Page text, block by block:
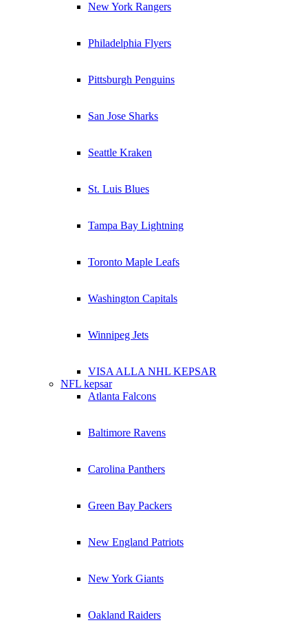
New York Rangers
Philadelphia Flyers
Pittsburgh Penguins
San Jose Sharks
Seattle Kraken
St. Luis Blues
Tampa Bay Lightning
Toronto Maple Leafs
Washington Capitals
Winnipeg Jets
VISA ALLA NHL KEPSAR
NFL kepsar
Atlanta Falcons
Baltimore Ravens
Carolina Panthers
Green Bay Packers
New England Patriots
New York Giants
Oakland Raiders